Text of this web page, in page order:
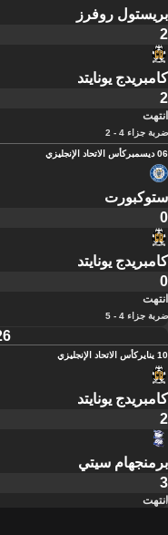
بريستول روفرز
2
كامبريدج يونايتد
2
انتهت
ضربة جزاء 4 - 2
06 ديسمبر كأس الاتحاد الإنجليزي
ستوكبورت
0
كامبريدج يونايتد
0
انتهت
ضربة جزاء 4 - 5
10 يناير كأس الاتحاد الإنجليزي
كامبريدج يونايتد
2
برمنجهام سيتي
3
انتهت